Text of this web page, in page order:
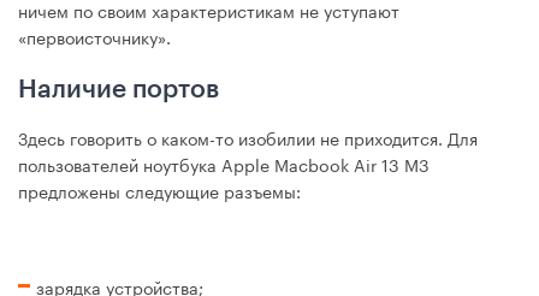
ничем по своим характеристикам не уступают
«первоисточнику».
Наличие портов
Здесь говорить о каком-то изобилии не приходится. Для
пользователей ноутбука Apple Macbook Air 13 M3
предложены следующие разъемы:
зарядка устройства;